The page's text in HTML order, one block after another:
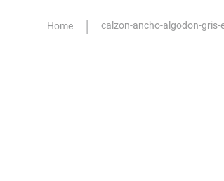
calzon-ancho-algodon-gris-